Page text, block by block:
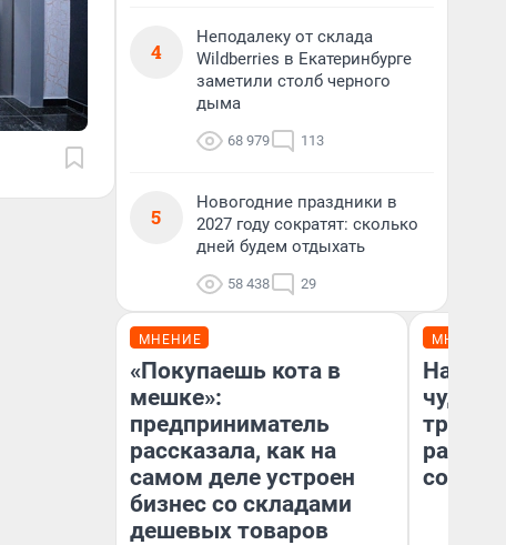
4
Неподалеку от склада
Wildberries в Екатеринбурге
заметили столб черного
дыма
68 979 113
5
Новогодние праздники в
2027 году сократят: сколько
дней будем отдыхать
58 438 29
МНЕНИЕ
«Покупаешь кота в
мешке»:
предприниматель
рассказала, как на
самом деле устроен
бизнес со складами
дешевых товаров
МНЕНИЕ
чудом